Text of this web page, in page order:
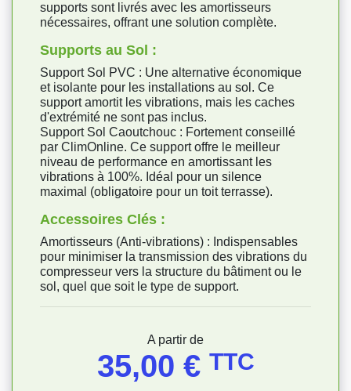
supports sont livrés avec les amortisseurs
nécessaires, offrant une solution complète.
Supports au Sol :
Support Sol PVC : Une alternative économique
et isolante pour les installations au sol. Ce
support amortit les vibrations, mais les caches
d'extrémité ne sont pas inclus.
Support Sol Caoutchouc : Fortement conseillé
par ClimOnline. Ce support offre le meilleur
niveau de performance en amortissant les
vibrations à 100%. Idéal pour un silence
maximal (obligatoire pour un toit terrasse).
Accessoires Clés :
Amortisseurs (Anti-vibrations) : Indispensables
pour minimiser la transmission des vibrations du
compresseur vers la structure du bâtiment ou le
sol, quel que soit le type de support.
A partir de
35,00 € TTC